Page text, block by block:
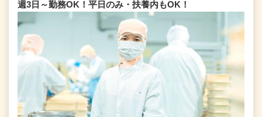
週3日～勤務OK！平日のみ・扶養内もOK！